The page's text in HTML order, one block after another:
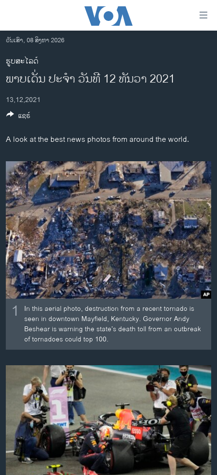
ເຂົ້າ
ຫາ
ຂ້າມ
ຂ້າມ
ໄປ
ຫາ
ຄົ້ນ
ລາວ
ອາເມຣິກາ
ການເລືອກຕັ້ງ ປະທານາທີບໍດີ ສະຫະລັດ 2024
ຂ່າວ​ຈີນ
ໂລກ
ອິດສະຫຼະພາບດ້ານການຂ່າວ
ຊີວິດຊາວລາວ
ຊຸມຊົນຊາວລາວ
ວິທະຍາສາດ-ເທັກໂນໂລຈີ
ທຸລະກິດ
ພາສາອັງກິດ
ວີດີໂອ
ສຽງ
ລາຍການກະຈາຍສຽງ
ລາຍງານ
ຕິດຕາມພວກເຮົາ ທີ່
ພາສາຕ່າງໆ
ວັນເສົາ, 08 ສິງຫາ 2026
ຮູບສະໄລດ໌
ພາບເດັ່ນ ປະຈຳ ວັນທີ 12 ທັນວາ 2021
13,12,2021
A look at the best news photos from around the world.
1
In this aerial photo, destruction from a recent tornado is
seen in downtown Mayfield, Kentucky. Governor Andy
Beshear is warning the state’s death toll from an outbreak
of tornadoes could top 100.
ແຊຣ໌